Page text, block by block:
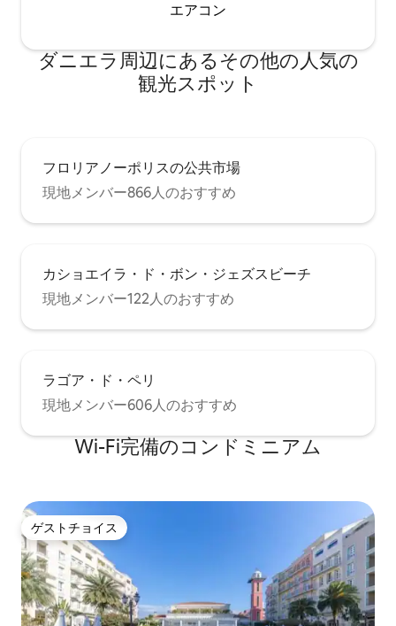
エアコン
ダニエラ⁠周⁠辺⁠に⁠あ⁠るそ⁠の⁠他⁠の人⁠気⁠の
観⁠光⁠ス⁠ポ⁠ッ⁠ト
フロリアノーポリスの公共市場
現地メンバー866人のおすすめ
カショエイラ・ド・ボン・ジェズスビーチ
現地メンバー122人のおすすめ
ラゴア・ド・ペリ
現地メンバー606人のおすすめ
Wi-Fi完備のコンドミニアム
ゲストチョイス
ゲストチョイス